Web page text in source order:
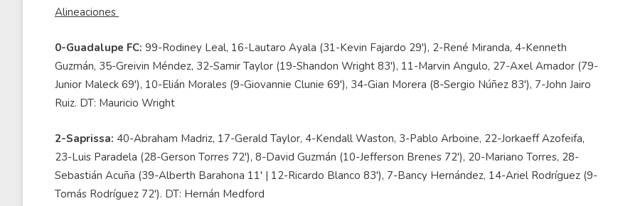
Alineaciones
0-Guadalupe FC: 99-Rodiney Leal, 16-Lautaro Ayala (31-Kevin Fajardo 29'), 2-René Miranda, 4-Kenneth
Guzmán, 35-Greivin Méndez, 32-Samir Taylor (19-Shandon Wright 83'), 11-Marvin Angulo, 27-Axel Amador (79-
Junior Maleck 69'), 10-Elián Morales (9-Giovannie Clunie 69'), 34-Gian Morera (8-Sergio Núñez 83'), 7-John Jairo
Ruiz. DT: Mauricio Wright
2-Saprissa: 40-Abraham Madriz, 17-Gerald Taylor, 4-Kendall Waston, 3-Pablo Arboine, 22-Jorkaeff Azofeifa,
23-Luis Paradela (28-Gerson Torres 72'), 8-David Guzmán (10-Jefferson Brenes 72'), 20-Mariano Torres, 28-
Sebastián Acuña (39-Alberth Barahona 11' | 12-Ricardo Blanco 83'), 7-Bancy Hernández, 14-Ariel Rodríguez (9-
Tomás Rodríguez 72'). DT: Hernán Medford